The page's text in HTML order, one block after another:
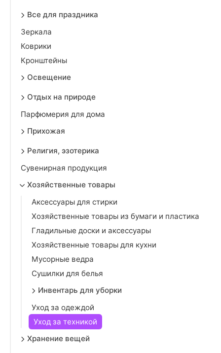
Все для праздника
Зеркала
Коврики
Кронштейны
Освещение
Отдых на природе
Парфюмерия для дома
Прихожая
Религия, эзотерика
Сувенирная продукция
Хозяйственные товары
Аксессуары для стирки
Хозяйственные товары из бумаги и пластика
Гладильные доски и аксессуары
Хозяйственные товары для кухни
Мусорные ведра
Сушилки для белья
Инвентарь для уборки
Уход за одеждой
Уход за техникой
Хранение вещей